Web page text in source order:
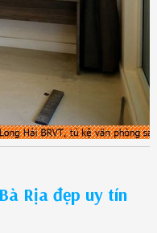
Rịa đẹp uy tín